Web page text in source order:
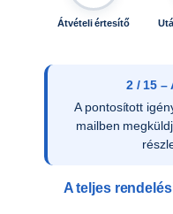
Átvételi értesítő
2 / 15
A pontosított
mailben
A teljes